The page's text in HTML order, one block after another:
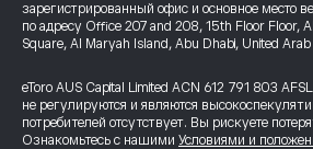
зарегистрированный офис и основное место
по адресу Office 207 and 208, 15th Floor Floor,
Square, Al Maryah Island, Abu Dhabi, United Arab
eToro AUS Capital Limited ACN 612 791 803
не регулируются и являются
потребителей отсутствует. Вы рискуете
Ознакомьтесь с нашими Условиями и